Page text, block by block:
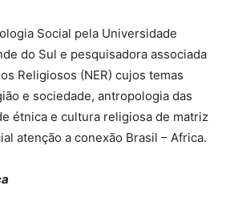
Social pela Universidade
do Sul e pesquisadora associada
Religiosos (NER) cujos temas
e sociedade, antropologia das
étnica e cultura religiosa de matriz
atenção a conexão Brasil – Africa.